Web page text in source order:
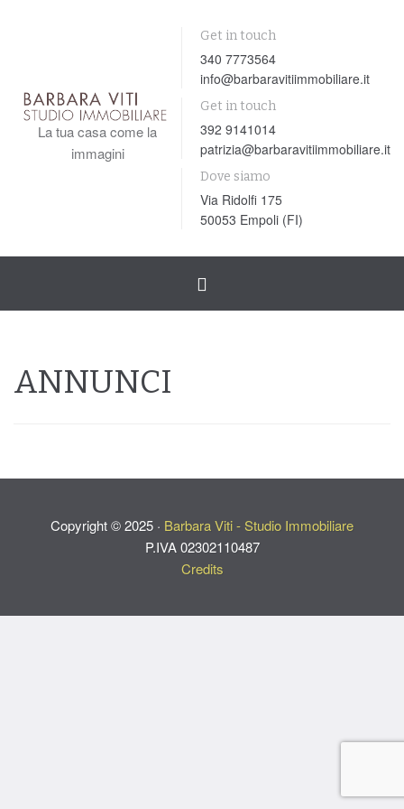
La tua casa come la
immagini
Get in touch
340 7773564
info@barbaravitiimmobiliare.it
Get in touch
392 9141014
patrizia@barbaravitiimmobiliare.it
Dove siamo
Via Ridolfi 175
50053 Empoli (FI)
Toggle
ANNUNCI
Copyright ©2025 · Barbara Viti - Studio Immobiliare
P.IVA 02302110487
Credits